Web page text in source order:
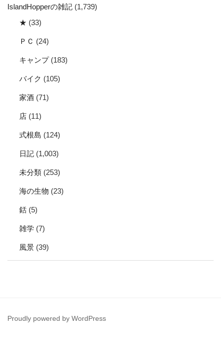
IslandHopperの雑記 (1,739)
★ (33)
ＰＣ (24)
キャンプ(183)
バイク (105)
家酒 (71)
店 (11)
式根島 (124)
日記 (1,003)
未分類 (253)
海の生物 (23)
銛 (5)
雑学 (7)
風景 (39)
Proudly powered by WordPress